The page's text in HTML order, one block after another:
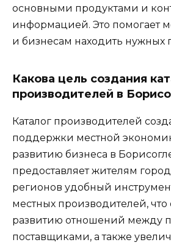
основными продуктами и
информацией. Это помогает
и бизнесам находить нужных
Какова цель создания
производителей в
Каталог производителей
поддержки местной
развитию бизнеса в
предоставляет жителям
регионов удобный
местных производителей, что
развитию отношений между
поставщиками, а также